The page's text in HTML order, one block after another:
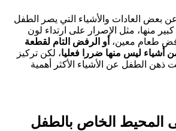
بعض العادات والأشياء التي يصر الطفل
منها، مثل الإصرار على ارتداء لون
طعام معين، أو الرفض التام لقطعة
أشياء ليس منها ضررا فعليا، لكن تركيز
ذهن الطفل عن الأشياء الأكثر أهمية